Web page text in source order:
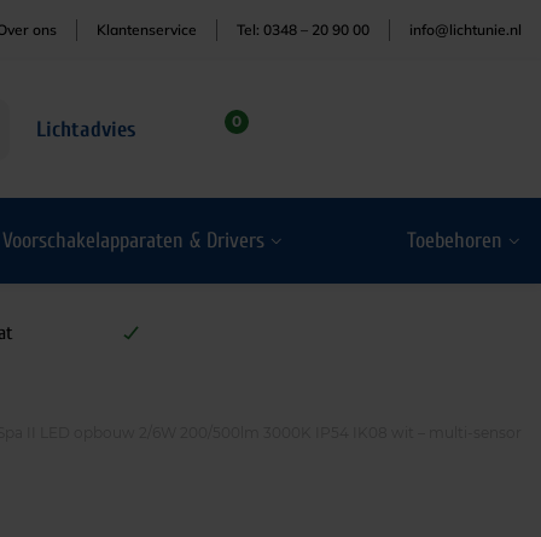
ons Klantenservice Tel: 0348 – 20 90 00 info@lichtunie.nl
Lichtadvies 0
Voorschakelapparaten & Drivers Toebehoren